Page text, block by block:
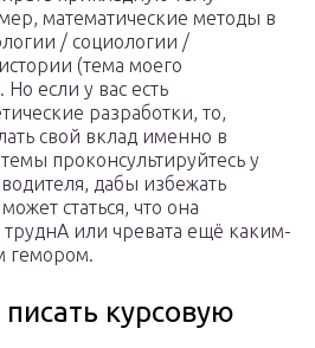
математические методы в
/ социологии /
(тема моего
если у вас есть
разработки, то,
свой вклад именно в
проконсультируйтесь у
дабы избежать
статься, что она
или чревата ещё каким-
гемором.
курсовую